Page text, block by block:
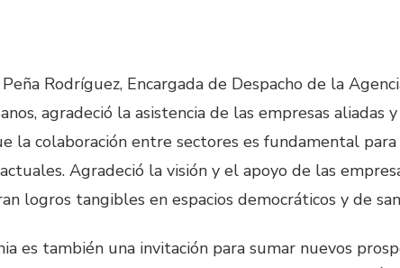
Rodríguez, Encargada de Despacho de la
agradeció la asistencia de las empresas aliadas
la colaboración entre sectores es fundamental
Agradeció la visión y el apoyo de las
logros tangibles en espacios democráticos y de
es también una invitación para sumar nuevos